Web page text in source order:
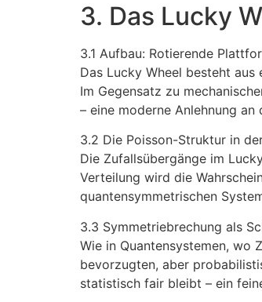
3. Das Lucky
3.1 Aufbau: Rotierende
Das Lucky Wheel besteht
Im Gegensatz zu
– eine moderne Anlehnung
3.2 Die Poisson-Struktur in
Die Zufallsübergänge im
Verteilung wird die
quantensymmetrischen
3.3 Symmetriebrechung als
Wie in Quantensystemen, wo
bevorzugten, aber
statistisch fair bleibt – ein